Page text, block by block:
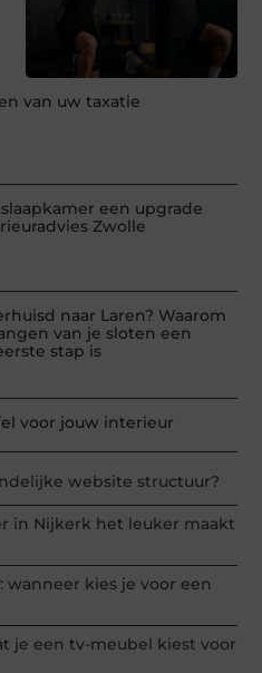
van uw taxatie
een upgrade
Zwolle
naar Laren? Waarom
van je sloten een
stap is
voor jouw interieur
website structuur?
in Nijkerk het leuker maakt
kies je voor een
je een tv-meubel kiest voor